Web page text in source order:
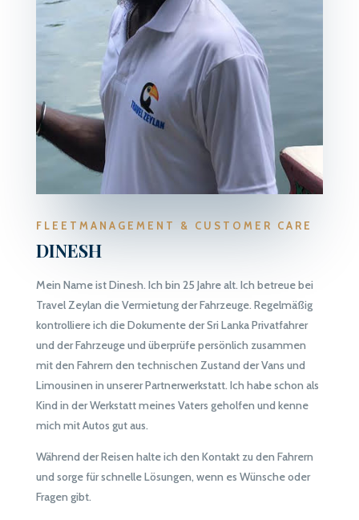
FLEETMANAGEMENT & CUSTOMER CARE
DINESH
Mein Name ist Dinesh. Ich bin 25 Jahre alt. Ich betreue bei
Travel Zeylan die Vermietung der Fahrzeuge. Regelmäßig
kontrolliere ich die Dokumente der Sri Lanka Privatfahrer
und der Fahrzeuge und überprüfe persönlich zusammen
mit den Fahrern den technischen Zustand der Vans und
Limousinen in unserer Partnerwerkstatt. Ich habe schon als
Kind in der Werkstatt meines Vaters geholfen und kenne
mich mit Autos gut aus.
Während der Reisen halte ich den Kontakt zu den Fahrern
und sorge für schnelle Lösungen, wenn es Wünsche oder
Fragen gibt.